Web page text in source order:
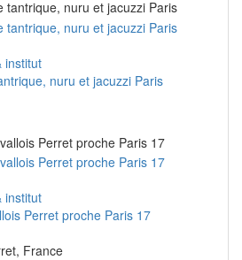
institut
nuru et jacuzzi Paris
institut
Perret proche Paris 17
France